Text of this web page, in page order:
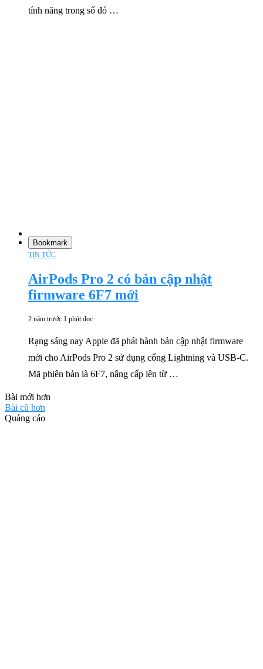
tính năng trong số đó …
Bookmark
TIN TỨC
AirPods Pro 2 có bản cập nhật
firmware 6F7 mới
2 năm trước 1 phút đọc
Rạng sáng nay Apple đã phát hành bản cập nhật firmware
mới cho AirPods Pro 2 sử dụng cổng Lightning và USB-C.
Mã phiên bản là 6F7, nâng cấp lên từ …
Bài mới hơn
Bài cũ hơn
Quảng cáo